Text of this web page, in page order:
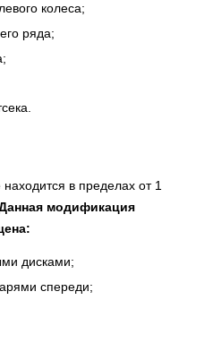
колеса;
ряда;
в пределах от 1
модификация
дисками;
спереди;